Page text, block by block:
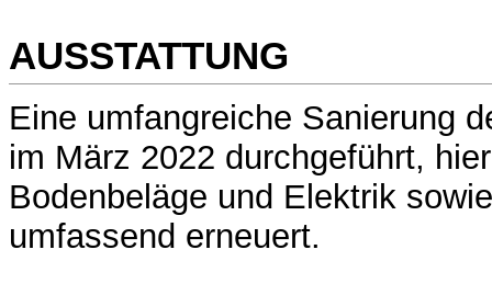
AUSSTATTUNG
Eine umfangreiche Sanierung
im März 2022 durchgeführt,
Bodenbeläge und Elektrik
umfassend erneuert.